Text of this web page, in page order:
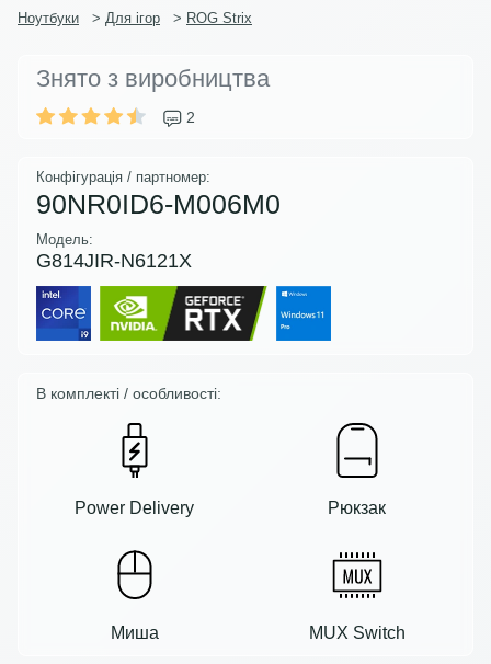
Ноутбуки > Для ігор > ROG Strix
Знято з виробництва
2
Конфігурація / партномер:
90NR0ID6-M006M0
Модель:
G814JIR-N6121X
В комплекті / особливості:
Power Delivery Рюкзак
Миша MUX Switch